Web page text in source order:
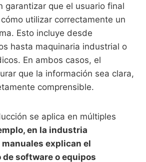
garantizar que el usuario final
utilizar correctamente un
Esto incluye desde
hasta maquinaria industrial o
En ambos casos, el
que la información sea clara,
comprensible.
se aplica en múltiples
en la industria
explican el
software o equipos